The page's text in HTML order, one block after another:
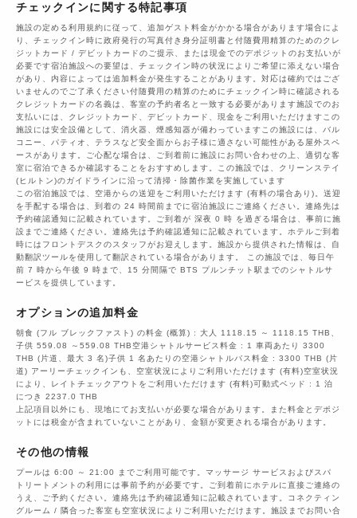
チェックインに関する特記事項
施設の定める利用規約に従って、追加ゲスト料金がかかる場合があります場合によ
り、チェックイン時に政府発行の写真付き身分証明書と付随費用精算のためのクレ
ジットカード / デビットカードのご提示、または現金でのデポジットのお支払いが
必要です宿泊施設への要望は、チェックイン時の状況によりご希望に添えない場合
があり、内容によっては追加料金が発生することがあります。対応は確約ではござ
いませんのでご了承ください付随費用の精算のためにチェックイン時に確認される
クレジットカードの名義は、客室の予約者名と一致する必要があります施設でのお
支払いには、クレジットカード、デビットカード、現金をご利用いただけますこの
施設には安全設備として、消火器、煙感知器が備わっていますこの施設には、バル
コニー、パティオ、テラスなど安全面からお子様に適さない可能性がある屋外スペ
ースがあります。ご心配な場合は、ご到着前に施設にお問い合わせの上、適切な客
室に宿泊できるか確認することをおすすめします。この施設では、クリーンステイ
(ヒルトン)のガイドラインに沿って清掃・除菌作業を実施しています
この宿泊施設では、空港からの送迎をご利用いただけます (有料の場合あり)。送迎
を手配する場合は、到着の 24 時間前までに宿泊施設にご連絡ください。連絡先は
予約確認通知に記載されています。ご到着が 深夜 0 時 を過ぎる場合は、事前に施
設までご連絡ください。連絡先は予約確認通知に記載されています。ホテルご到着
時にはフロントデスクのスタッフがお迎えします。施設から提供された情報は、自
動翻訳ツールを使用して翻訳されている場合があります。 この施設では、毎日午
前 7 時から午後 9 時まで、15 分間隔で BTS プルンチット駅までのシャトルサ
ービスを提供しています。
オプションの追加料金
朝食 (フル ブレックファスト) の料金 (概算) : 大人 1118.15 ～ 1118.15 THB、
子供 559.08 ～559.08 THB空港シャトルサービス料金 : 1 車両あたり 3300
THB (片道、最大 3 名)子供 1 名あたりの空港シャトルバス料金 : 3300 THB (片
道) アーリーチェックインも、空室状況によりご利用いただけます (有料)空室状況
により、レイトチェックアウトをご利用いただけます (有料)可動式ベッド : 1 泊
につき 2237.0 THB
上記項目以外にも、現地にてお支払いが必要な場合があります。また料金とデポジ
ットには税金が含まれていないことがあり、金額が変更される場合があります。
その他の情報
プールは 6:00 ～ 21:00 までご利用可能です。マッサージ サービスおよびスパ
トリートメントの利用には事前予約が必要です。ご到着前にホテルに直接ご連絡の
うえ、ご予約ください。連絡先は予約確認通知に記載されています。コネクティン
グルーム / 隣合った客室も空室状況によりご利用いただけます。施設までお問い合